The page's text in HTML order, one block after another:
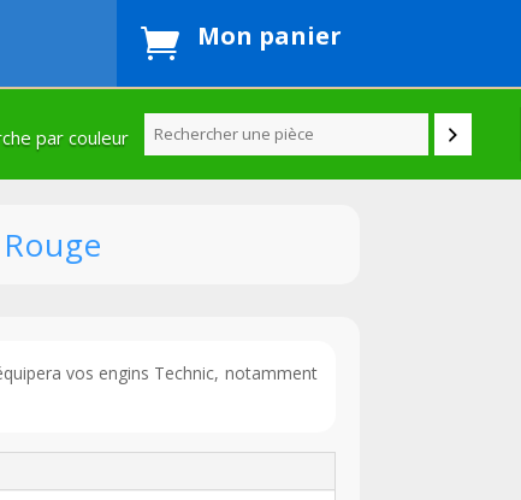
 Mon panier
par couleur
vos engins Technic, notamment